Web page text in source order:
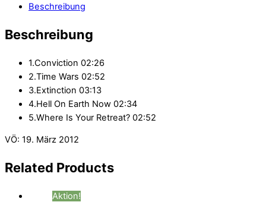
Beschreibung
Beschreibung
1.Conviction 02:26
2.Time Wars 02:52
3.Extinction 03:13
4.Hell On Earth Now 02:34
5.Where Is Your Retreat? 02:52
VÖ: 19. März 2012
Related Products
Aktion!